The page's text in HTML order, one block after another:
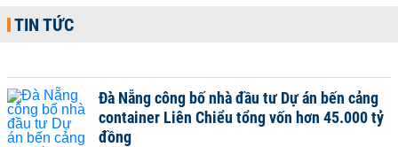
TIN TỨC
Đà Nẵng công bố nhà đầu tư Dự án bến cảng
container Liên Chiểu tổng vốn hơn 45.000 tỷ
đồng